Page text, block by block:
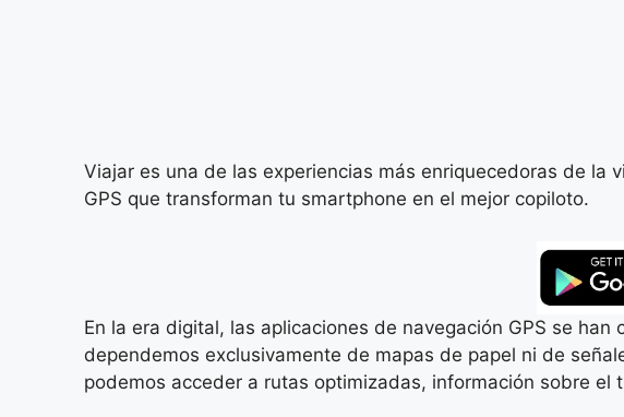
Viajar es una de las experiencias más enriquecedoras de la
GPS que transforman tu smartphone en el mejor copiloto.
En la era digital, las aplicaciones de navegación GPS se
dependemos exclusivamente de mapas de papel ni de
podemos acceder a rutas optimizadas, información sobre